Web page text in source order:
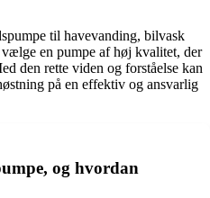
til havevanding, bilvask
en pumpe af høj kvalitet, der
den rette viden og forståelse kan
på en effektiv og ansvarlig
og hvordan